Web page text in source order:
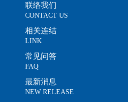
联络我们
CONTACT US
相关连结
LINK
常见问答
FAQ
最新消息
NEW RELEASE